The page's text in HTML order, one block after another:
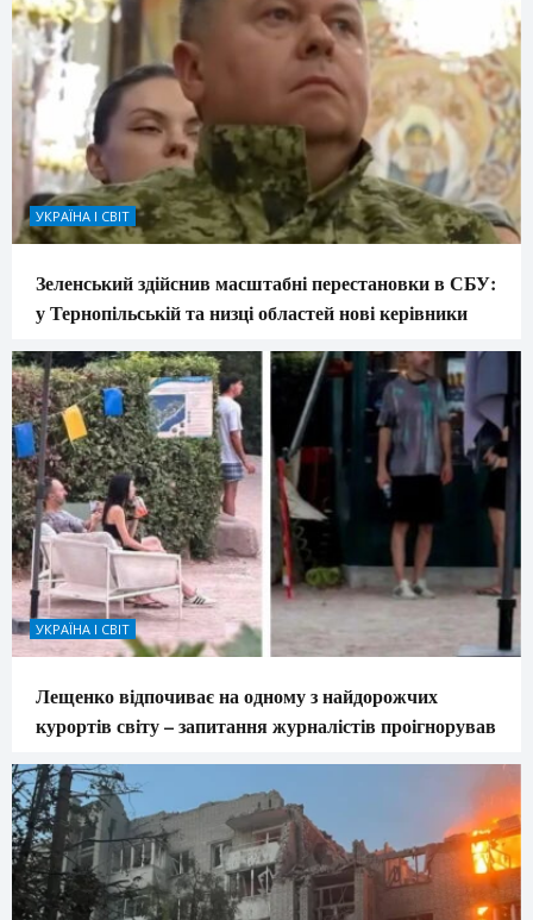
УКРАЇНА І СВІТ
Зеленський здійснив масштабні перестановки в СБУ:
у Тернопільській та низці областей нові керівники
УКРАЇНА І СВІТ
Лещенко відпочиває на одному з найдорожчих
курортів світу – запитання журналістів проігнорував